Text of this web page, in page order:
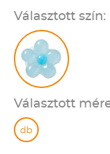
Választott szín:
Választott
db